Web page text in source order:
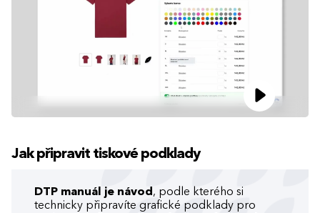
Jak připravit tiskové podklady
DTP manuál je návod , podle kterého si
technicky připravíte grafické podklady pro